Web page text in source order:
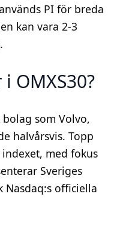
PI för breda
kan vara 2-3
OMXS30?
som Volvo,
halvårsvis. Topp
med fokus
Sveriges
Nasdaq:s officiella